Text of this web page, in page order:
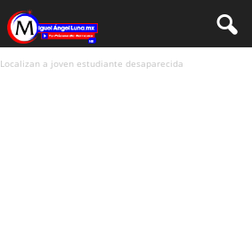
Localizan a joven estudiante desaparecida